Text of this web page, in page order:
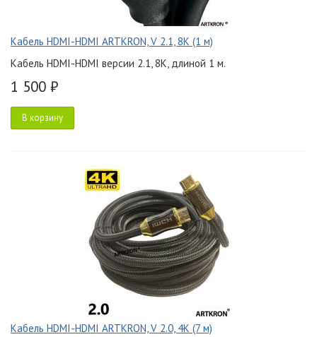
Кабель HDMI-HDMI ARTKRON, V 2.1, 8K (1 м)
Кабель HDMI-HDMI версии 2.1, 8K, длиной 1 м.
1 500 ₽
В корзину
Кабель HDMI-HDMI ARTKRON, V 2.0, 4K (7 м)